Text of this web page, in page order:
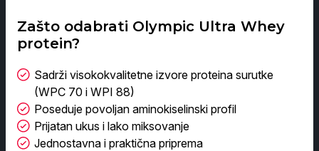
Zašto odabrati Olympic Ultra Whey
protein?
Sadrži visokokvalitetne izvore proteina surutke
(WPC 70 i WPI 88)
Poseduje povoljan aminokiselinski profil
Prijatan ukus i lako miksovanje
Jednostavna i praktična priprema